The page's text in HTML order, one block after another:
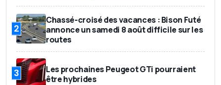
2
Chassé-croisé des vacances : Bison Futé
annonce un samedi 8 août difficile sur les
routes
3
Les prochaines Peugeot GTi pourraient
être hybrides